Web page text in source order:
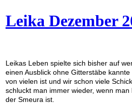
Leika Dezember
Leikas Leben spielte sich bisher auf
einen Ausblick ohne Gitterstäbe
von vielen ist und wir schon viele
schluckt man immer wieder, wenn
der Smeura ist.